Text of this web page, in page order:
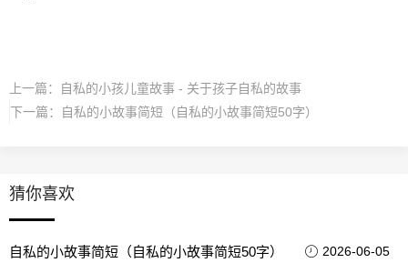
上一篇：
自私的小孩儿童故事 - 关于孩子自私的故事
下一篇：
自私的小故事简短（自私的小故事简短50字）
猜你喜欢
自私的小故事简短（自私的小故事简短50字） 2026-06-05